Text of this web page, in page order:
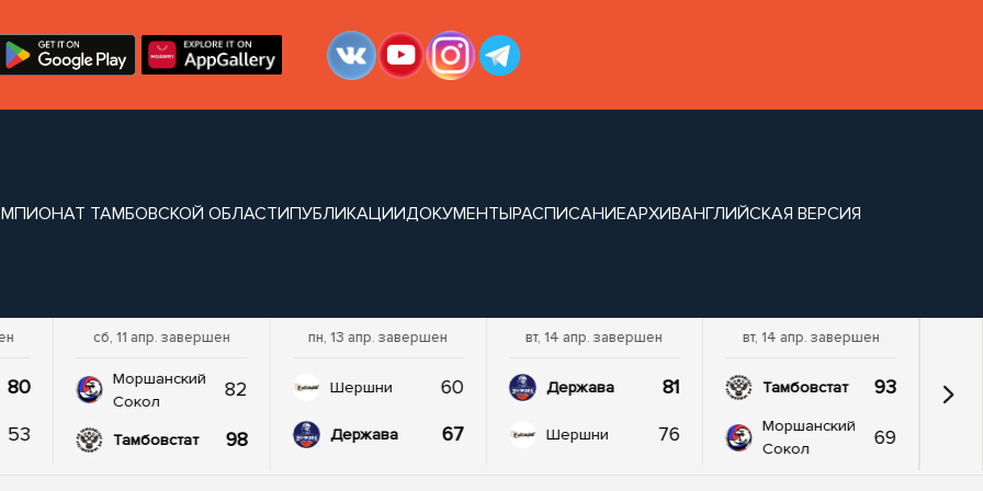
ТАМБОВСКОЙ ОБЛАСТИПУБЛИКАЦИИДОКУМЕНТЫРАСПИСАНИЕАРХИВАНГЛИЙСКАЯ ВЕРСИЯ
80
53
сб, 11 апр. завершен
Моршанский
Сокол
82
Тамбовстат 98
пн, 13 апр. завершен
Шершни 60
Держава 67
вт, 14 апр. завершен
Держава 81
Шершни 76
вт, 14 апр. завершен
Тамбовстат 93
Моршанский
Сокол
69